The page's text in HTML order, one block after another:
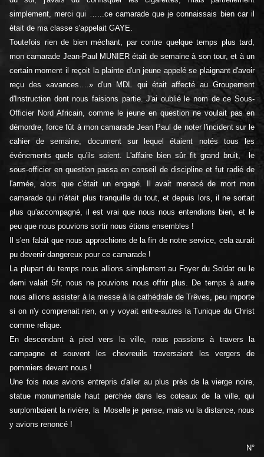
simplement, merci qui …...ce camarade que je connaissais bien car il
était de ma classe s'appelait GAYE.
Toutefois rien de bien méchant, par contre quelque temps plus tard,
mon camarade Jean-Paul MUNIER était de semaine à son tour, et à un
certain moment il reçoit la plainte d'un jeune appelé se plaignant d'avoir
reçu des «avances….» d'un MDL qui était affecté au Groupement
d'Instruction dont nous faisions partie. J'ai oublié le nom de ce Sous-
Officier Nord Africain, comme le jeune en question ne voulait pas en
démordre, force fût à mon camarade Jean Paul de noter l'incident sur le
cahier de semaine, document sur lequel étaient notés tous les
événements quels qu'ils soient. L'affaire bien sûr fit grand bruit, le
sous-officier en question passa en conseil de discipline et fut radié de
l'armée, alors que c'était un engagé. Il avait menacé de mort mon
camarade qui n'était plus tranquille du tout, et depuis lors, il ne sortait
plus qu'accompagné, il est vrai que nous nous entendions bien, et le
peu que nous pouvions sortir nous étions ensembles !
Il s'en falait que nous approchions de la fin de notre service, cela aurait
pu devenir dangereux pour ce camarade !
La plupart du temps nous allions simplement au Foyer du Soldat ou le
demi valait 5fr, nous ne pouvions nous offrir plus. De temps à autre
nous allions assister à la messe à la cathédrale de Trêves, peu importe
si on n'y comprenait rien, on y voyait entre-autres la Tunique du Christ
comme relique.
En descendant à pied vers la ville, nous passions à travers la
campagne et souvent les chevreuils traversaient les vergers de
pommiers devant nous !
Une fois nous avions entrepris d'aller au plus près de la vierge noire,
statue monumentale haut perchée dans les coteaux de la ville, qui
surplombaient la rivière, la Moselle je pense, mais vu la distance, nous
y avions renoncé !
N°